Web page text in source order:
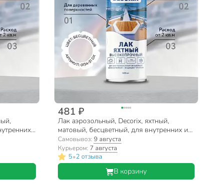
481 ₽
Лак аэрозольный, Decorix, яхтный,
матовый, бесцветный, для внутренних и
наружных работ, 0.52 л
Самовывоз:9 августа
Курьером: 7 августа
5•2 отзыва
В корзину